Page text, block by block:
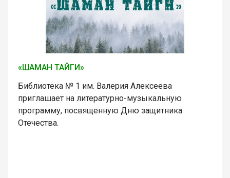
«ШАМАН ТАЙГИ»
Библиотека № 1 им. Валерия Алексеева
приглашает на литературно-музыкальную
программу, посвященную Дню защитника
Отечества.